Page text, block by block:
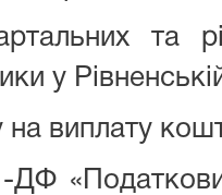
та
у
на виплату
ДФ